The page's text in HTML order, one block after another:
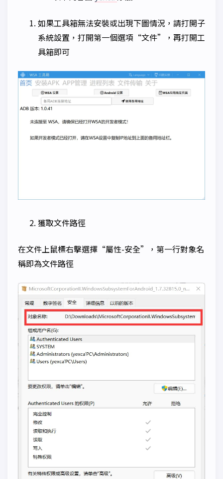
如果工具箱無法安裝或出現下圖情況，請打開子
系統設置，打開第一個選項“文件”，再打開工
具箱即可
獲取文件路徑
在文件上鼠標右擊選擇“屬性-安全”，第一行對象名
稱即為文件路徑